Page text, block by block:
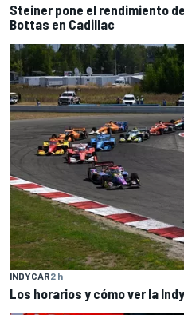
Steiner pone el rendimiento
Bottas en Cadillac
INDYCAR2 h
Los horarios y cómo ver la